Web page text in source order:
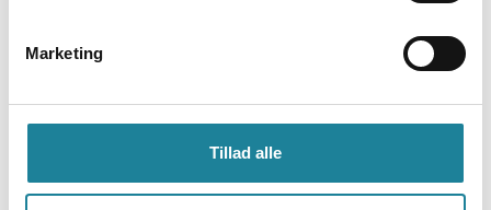
Marketing
Tillad alle
der forbinder alle forretningsenheder og leverer
internetadgang til Bellagroups mange tusinde
gæster årligt. Netværket er designet, så
Bellagroup kan være Internet Service Provider og
tilbyde lynhurtige interne internetforbindelser
samt stabil og driftssikker telefoni til deres